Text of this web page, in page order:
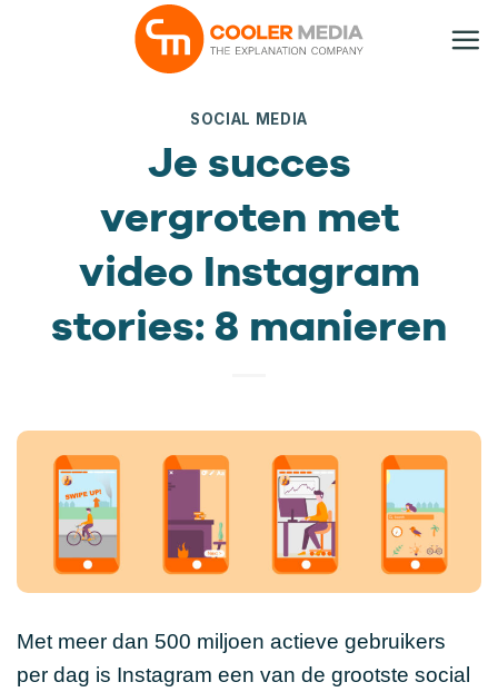
SOCIAL MEDIA
Je succes
vergroten met
video Instagram
stories: 8 manieren
Met meer dan 500 miljoen actieve gebruikers
per dag is Instagram een van de grootste social